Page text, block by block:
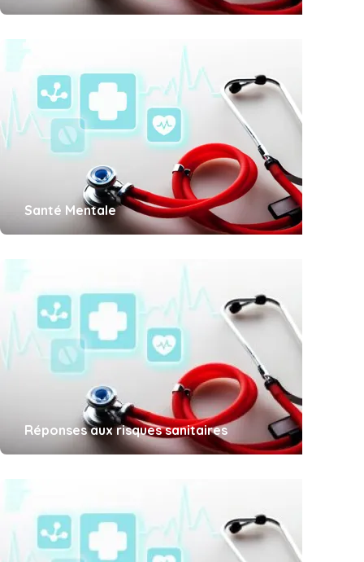
Santé Mentale
Réponses aux risques sanitaires